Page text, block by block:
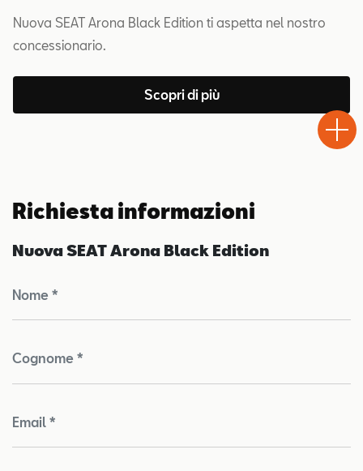
Nuova SEAT Arona Black Edition ti aspetta nel nostro
concessionario.
Scopri di più
Richiesta informazioni
Nuova SEAT Arona Black Edition
Nome *
Cognome *
Email *
Drive
Chiama